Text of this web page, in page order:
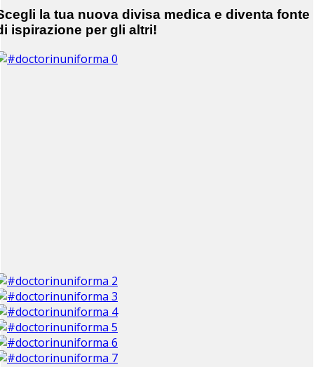
la tua nuova divisa medica e diventa fonte
ispirazione per gli altri!